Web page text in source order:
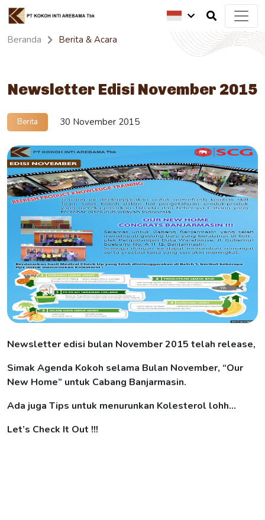
Beranda Berita & Acara
Newsletter Edisi November 2015
Berita 30 November 2015
Newsletter edisi bulan November 2015 telah release,
Simak Agenda Kokoh selama Bulan November, “Our
New Home” untuk Cabang Banjarmasin.
Ada juga Tips untuk menurunkan Kolesterol lohh…
Let’s Check It Out !!!